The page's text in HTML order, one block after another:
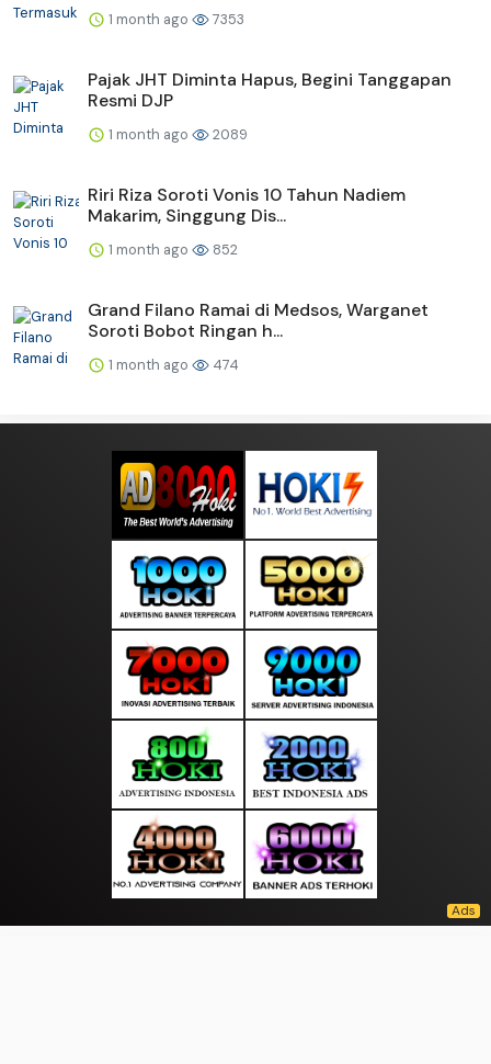
1 month ago 7353
Pajak JHT Diminta Hapus, Begini Tanggapan
Resmi DJP
1 month ago 2089
Riri Riza Soroti Vonis 10 Tahun Nadiem
Makarim, Singgung Dis...
1 month ago 852
Grand Filano Ramai di Medsos, Warganet
Soroti Bobot Ringan h...
1 month ago 474